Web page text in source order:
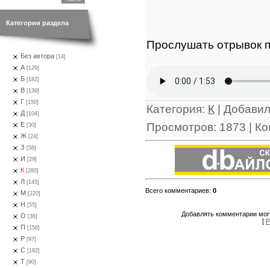
Категории раздела
Без автора [14]
А [129]
Б [182]
В [139]
Г [150]
Д [104]
Е [30]
Ж [24]
З [58]
И [29]
К [280]
Л [145]
М [220]
Н [55]
О [36]
П [156]
Р [97]
С [182]
Т [90]
Прослушать отрывок
Категория: К | Добавил
Просмотров: 1873 |
Всего комментариев: 0
Добавлять комментарии
[